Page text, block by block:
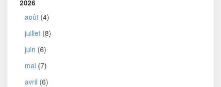
2026
août (4)
juillet (8)
juin (6)
mai (7)
avril (6)